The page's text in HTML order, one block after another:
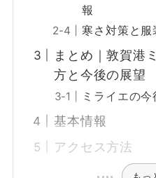
報
寒さ対策と服
まとめ｜敦賀港
方と今後の展望
ミライエの
基本情報
アクセス方法